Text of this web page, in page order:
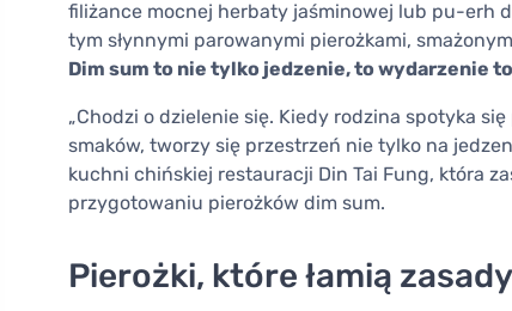
filiżance mocnej herbaty jaśminowej lub pu-erh
tym słynnymi parowanymi pierożkami,
Dim sum to nie tylko jedzenie, to wydarzenie
„Chodzi o dzielenie się. Kiedy rodzina spotyka
smaków, tworzy się przestrzeń nie tylko na
kuchni chińskiej restauracji Din Tai Fung, która
przygotowaniu pierożków dim sum.
Pierożki, które łamią zasady